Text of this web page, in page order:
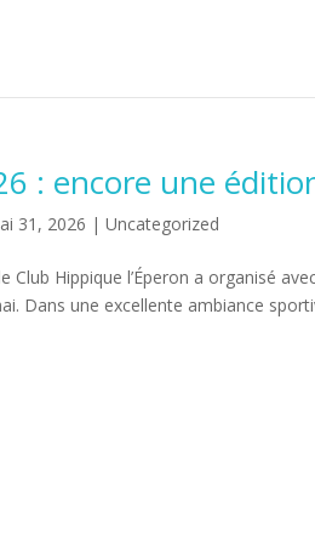
: encore une
31, 2026 |Uncategorized
Club Hippique l’Éperon a organisé
Dans une excellente ambiance